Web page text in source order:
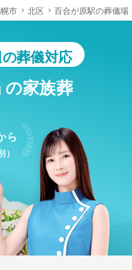
市 北区 百合が原駅の葬儀場
葬儀対応
の家族葬
ら